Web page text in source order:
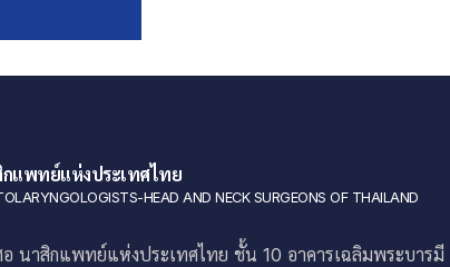
แพทย์แห่งประเทศไทย
HEAD AND NECK SURGEONS OF THAILAND
อ นาสิกแพทย์แห่งประเทศไทย ชั้น 10 อาคารเฉลิมพระบา